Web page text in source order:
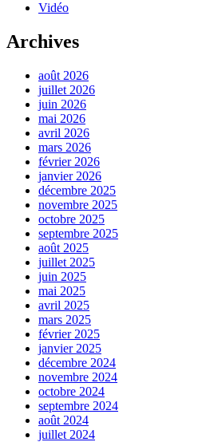
Vidéo
Archives
août 2026
juillet 2026
juin 2026
mai 2026
avril 2026
mars 2026
février 2026
janvier 2026
décembre 2025
novembre 2025
octobre 2025
septembre 2025
août 2025
juillet 2025
juin 2025
mai 2025
avril 2025
mars 2025
février 2025
janvier 2025
décembre 2024
novembre 2024
octobre 2024
septembre 2024
août 2024
juillet 2024